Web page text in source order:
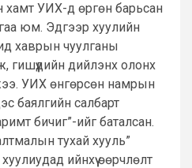
хамт УИХ-д өргөн барьсан
юм. Эдгээр хуулийн
хаврын чуулганы
дийлэнх олонх
УИХ өнгөрсөн намрын
баялгийн салбарт
бичиг”-ийг баталсан.
тухай хууль”
ийнхүү өөрчлөлт